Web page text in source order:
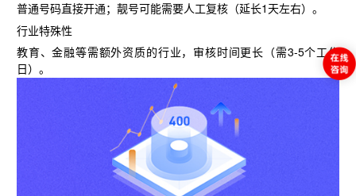
普通号码直接开通；‌ 靓号‌可能需要人工复核（延长1天左右）。
行业特殊性
教育、金融等需额外资质的行业，审核时间更长（需3-5个工作
日）。